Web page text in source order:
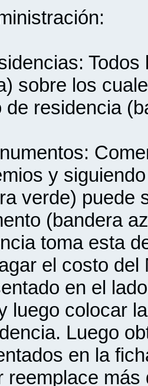
Todos
sobre los
de residencia
y
verde) puede
(bandera
toma esta
el costo del
en el
luego colocar
Luego
en la
reemplace